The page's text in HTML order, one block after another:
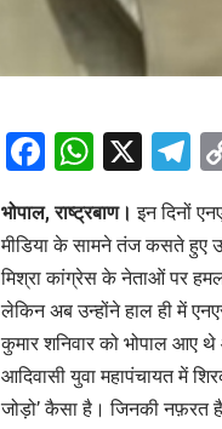
Facebook
X
भोपाल, राष्ट्रबाण।इन दिनों
मीडिया के सामने तंज कसते हुए
मिश्रा कांग्रेस के नेताओं पर
लेकिन अब उन्‍होंने हाल ही में
कुमार शनिवार को भोपाल आए
आदिवासी युवा महापंचायत में
जोड़ो’ कैसा है। जिनकी नफ़रत